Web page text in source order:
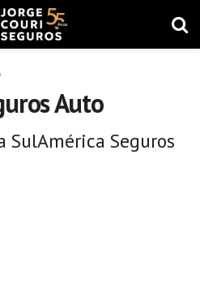
Auto
SulAmérica Seguros